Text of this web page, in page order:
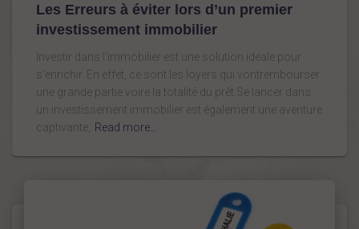
Les Erreurs à éviter lors d’un premier
investissement immobilier
Investir dans l’immobilier est une solution idéale pour
s’enrichir. En effet, ce sont les loyers qui vontrembourser
une grande partie voire la totalité du prêt.Se lancer dans
un investissement immobilier est également une aventure
captivante,
Read more…